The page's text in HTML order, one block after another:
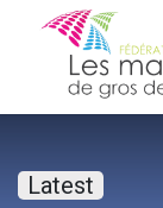
Latest